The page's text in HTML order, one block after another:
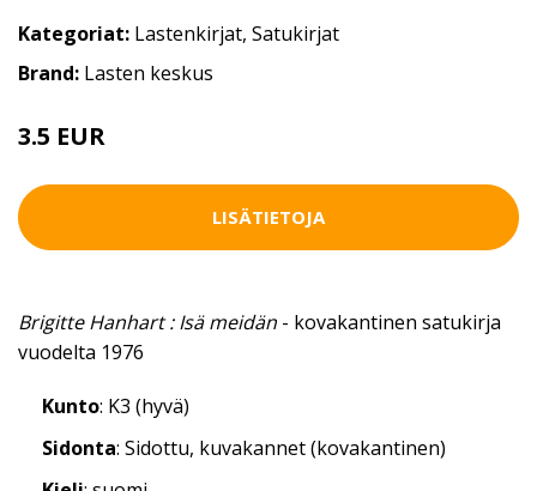
Kategoriat: Lastenkirjat, Satukirjat
Brand: Lasten keskus
3.5 EUR
LISÄTIETOJA
Brigitte Hanhart : Isä meidän - kovakantinen satukirja
vuodelta 1976
Kunto: K3 (hyvä)
Sidonta: Sidottu, kuvakannet (kovakantinen)